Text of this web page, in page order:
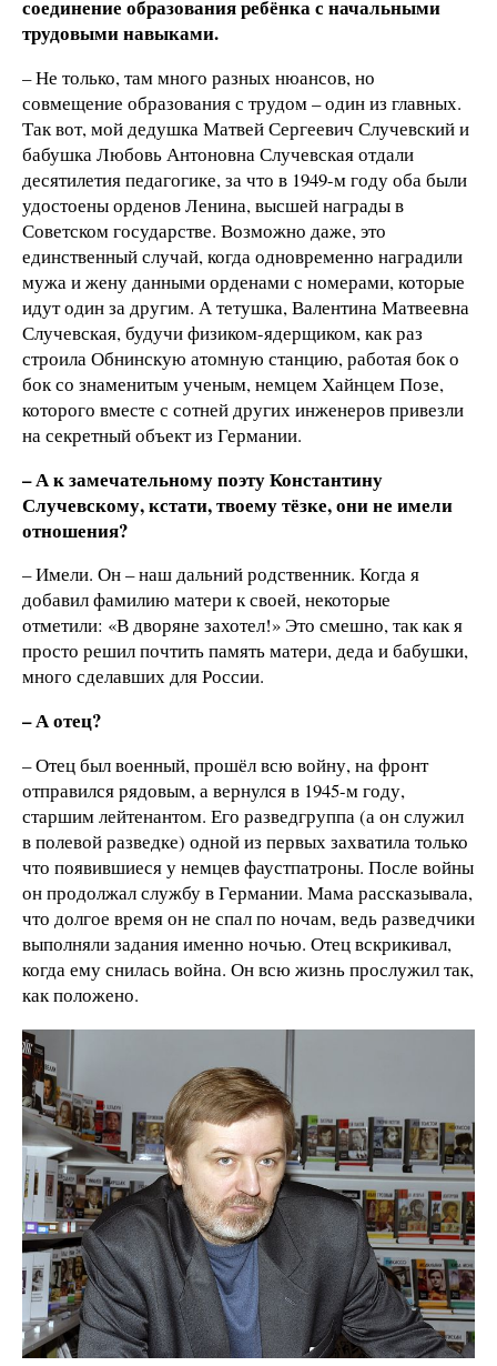
соединение образования ребёнка с начальными
трудовыми навыками.
– Не только, там много разных нюансов, но
совмещение образования с трудом – один из главных.
Так вот, мой дедушка Матвей Сергеевич Случевский и
бабушка Любовь Антоновна Случевская отдали
десятилетия педагогике, за что в 1949-м году оба были
удостоены орденов Ленина, высшей награды в
Советском государстве. Возможно даже, это
единственный случай, когда одновременно наградили
мужа и жену данными орденами с номерами, которые
идут один за другим. А тетушка, Валентина Матвеевна
Случевская, будучи физиком-ядерщиком, как раз
строила Обнинскую атомную станцию, работая бок о
бок со знаменитым ученым, немцем Хайнцем Позе,
которого вместе с сотней других инженеров привезли
на секретный объект из Германии.
– А к замечательному поэту Константину
Случевскому, кстати, твоему тёзке, они не имели
отношения?
– Имели. Он – наш дальний родственник. Когда я
добавил фамилию матери к своей, некоторые
отметили: «В дворяне захотел!» Это смешно, так как я
просто решил почтить память матери, деда и бабушки,
много сделавших для России.
– А отец?
– Отец был военный, прошёл всю войну, на фронт
отправился рядовым, а вернулся в 1945-м году,
старшим лейтенантом. Его разведгруппа (а он служил
в полевой разведке) одной из первых захватила только
что появившиеся у немцев фаустпатроны. После войны
он продолжал службу в Германии. Мама рассказывала,
что долгое время он не спал по ночам, ведь разведчики
выполняли задания именно ночью. Отец вскрикивал,
когда ему снилась война. Он всю жизнь прослужил так,
как положено.